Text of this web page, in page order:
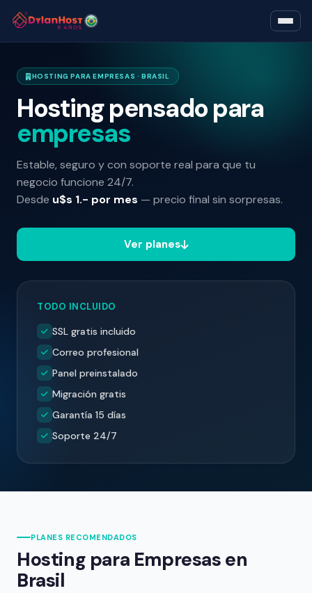
HOSTING PARA EMPRESAS · BRASIL
Hosting pensado para
empresas
Estable, seguro y con soporte real para que tu
negocio funcione 24/7.
Desde u$s 1.- por mes — precio final sin sorpresas.
Ver planes
TODO INCLUIDO
SSL gratis incluido
Correo profesional
Panel preinstalado
Migración gratis
Garantía 15 días
Soporte 24/7
PLANES RECOMENDADOS
Hosting para Empresas en
Brasil